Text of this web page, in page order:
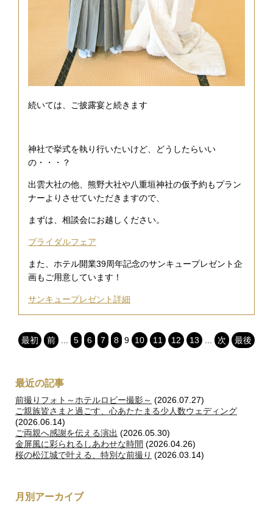
続いては、ご披露宴と続きます
神社で挙式を執り行いたいけど、どうしたらいい
の・・・？
出雲大社の他、熊野大社や八重垣神社の仮予約もプラン
ナーよりさせていただきますので、
まずは、相談会にお越しください。
ブライダルフェア
また、ホテル開業39周年記念のサンキュープレゼント企
画もご用意しています！
サンキュープレゼント詳細
最初 前 ... 5 6 7 8 9 10 11 12 13 ... 次 最後
最近の記事
前撮りフォト～ホテルロビー撮影～ (2026.07.27)
ご親族皆さまと過ごす、心あたたまる少人数ウェディング
(2026.06.14)
ご両親へ感謝を伝える演出 (2026.05.30)
金屏風に彩られるしあわせな時間 (2026.04.26)
桜の松江城で叶える、特別な前撮り (2026.03.14)
月別アーカイブ